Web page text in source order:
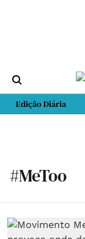
Edição Diária
#MeToo